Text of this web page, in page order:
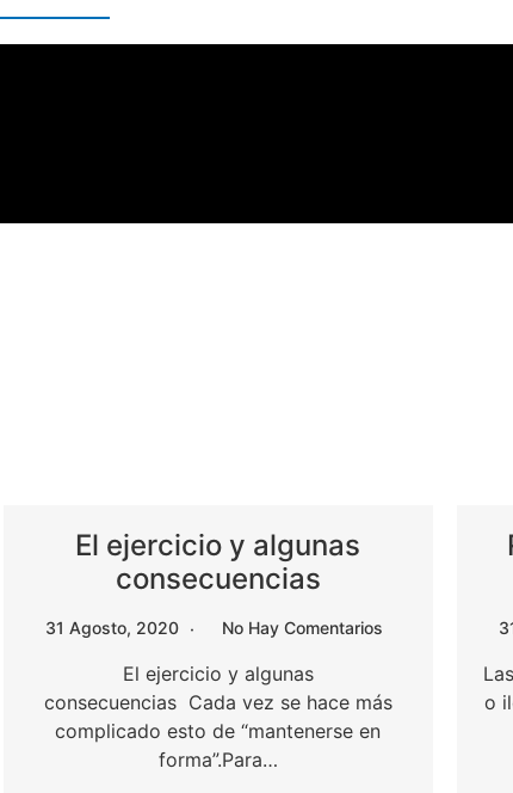
El ejercicio y algunas
consecuencias
31 Agosto, 2020 No Hay Comentarios
El ejercicio y algunas
consecuencias Cada vez se hace más
complicado esto de “mantenerse en
forma”.Para…
o